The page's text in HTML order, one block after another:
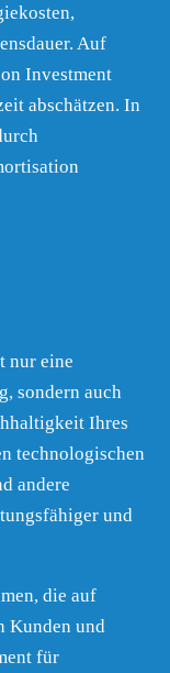
Auf
Investment
abschätzen. In
nur eine
sondern auch
Ihres
technologischen
andere
und
die auf
Kunden und
für